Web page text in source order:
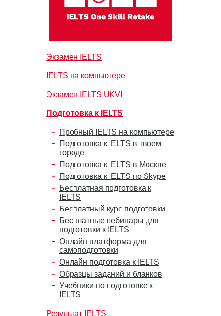
Экзамен IELTS
IELTS на компьютере
Экзамен IELTS UKVI
Подготовка к IELTS
Пробный IELTS на компьютере
Подготовка к IELTS в твоем
городе
Подготовка к IELTS в Москве
Подготовка к IELTS по Skype
Бесплатная подготовка к
IELTS
Бесплатный курс подготовки
Бесплатные вебинары для
подготовки к IELTS
Онлайн платформа для
самоподготовки
Онлайн подготовка к IELTS
Образцы заданий и бланков
Учебники по подготовке к
IELTS
Результат IELTS